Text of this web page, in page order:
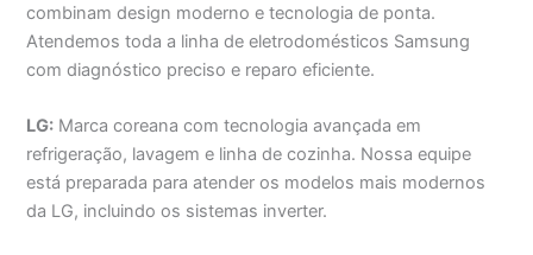
combinam design moderno e tecnologia de ponta.
Atendemos toda a linha de eletrodomésticos Samsung
com diagnóstico preciso e reparo eficiente.
LG: Marca coreana com tecnologia avançada em
refrigeração, lavagem e linha de cozinha. Nossa equipe
está preparada para atender os modelos mais modernos
da LG, incluindo os sistemas inverter.